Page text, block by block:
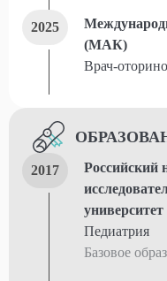
2025
(МАК)
Врач-
2017
Российский
Педиатрия
Базовое